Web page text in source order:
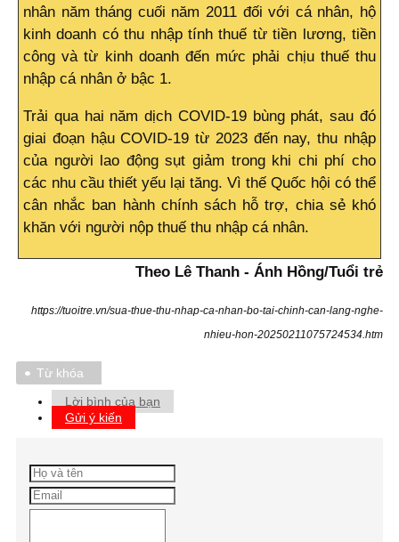
nhân năm tháng cuối năm 2011 đối với cá nhân, hộ
kinh doanh có thu nhập tính thuế từ tiền lương, tiền
công và từ kinh doanh đến mức phải chịu thuế thu
nhập cá nhân ở bậc 1.
Trải qua hai năm dịch COVID-19 bùng phát, sau đó
giai đoạn hậu COVID-19 từ 2023 đến nay, thu nhập
của người lao động sụt giảm trong khi chi phí cho
các nhu cầu thiết yếu lại tăng. Vì thế Quốc hội có thể
cân nhắc ban hành chính sách hỗ trợ, chia sẻ khó
khăn với người nộp thuế thu nhập cá nhân.
Theo Lê Thanh - Ánh Hồng/Tuổi trẻ
https://tuoitre.vn/sua-thue-thu-nhap-ca-nhan-bo-tai-chinh-can-lang-nghe-
nhieu-hon-20250211075724534.htm
Từ khóa
Lời bình của bạn
Gửi ý kiến